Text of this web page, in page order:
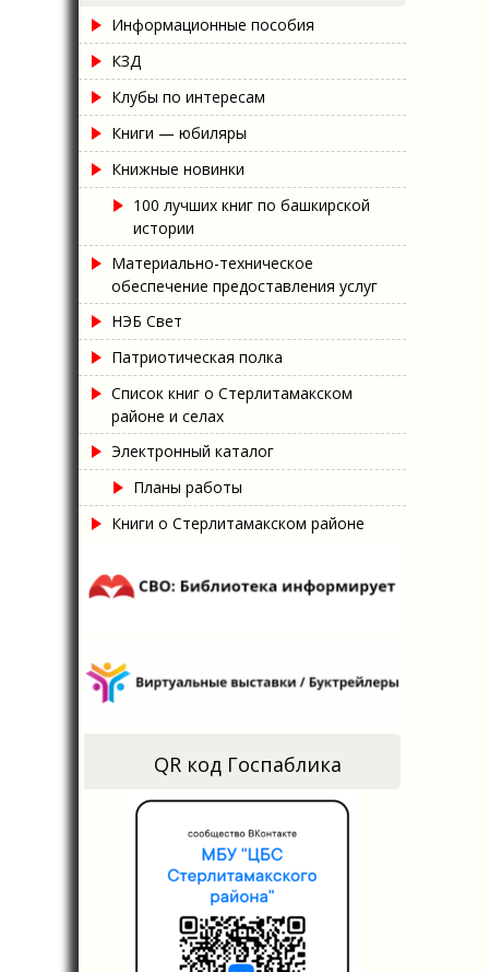
Информационные пособия
КЗД
Клубы по интересам
Книги — юбиляры
Книжные новинки
100 лучших книг по башкирской
истории
Материально-техническое
обеспечение предоставления услуг
НЭБ Свет
Патриотическая полка
Список книг о Стерлитамакском
районе и селах
Электронный каталог
Планы работы
Книги о Стерлитамакском районе
QR код Госпаблика